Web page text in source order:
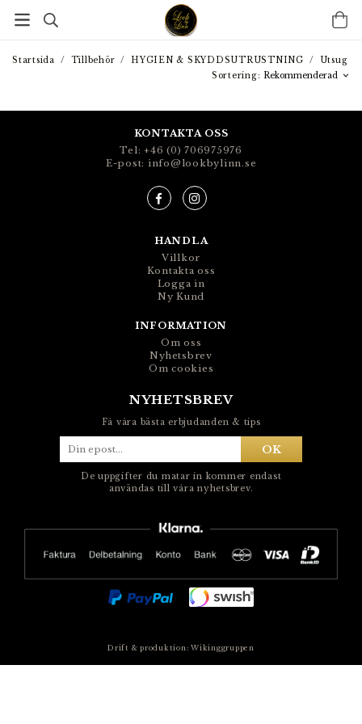
Startsida / Tillbehör / HYGIEN & SKYDDSUTRUSTNING /
Utsug
Sortering:
KONTAKTA OSS
Tel: +46 (0) 706975976
E-post: info@lookbylinn.se
HANDLA
Villkor
Kontakta oss
Logga in
Ny Kund
INFORMATION
Om oss
Nyhetsbrev
Om cookies
NYHETSBREV
Få våra bästa erbjudanden & tips
OK
De uppgifter du matar in kommer endast
användas till våra nyhetsbrev.
Drift & produktion:Wikinggruppen